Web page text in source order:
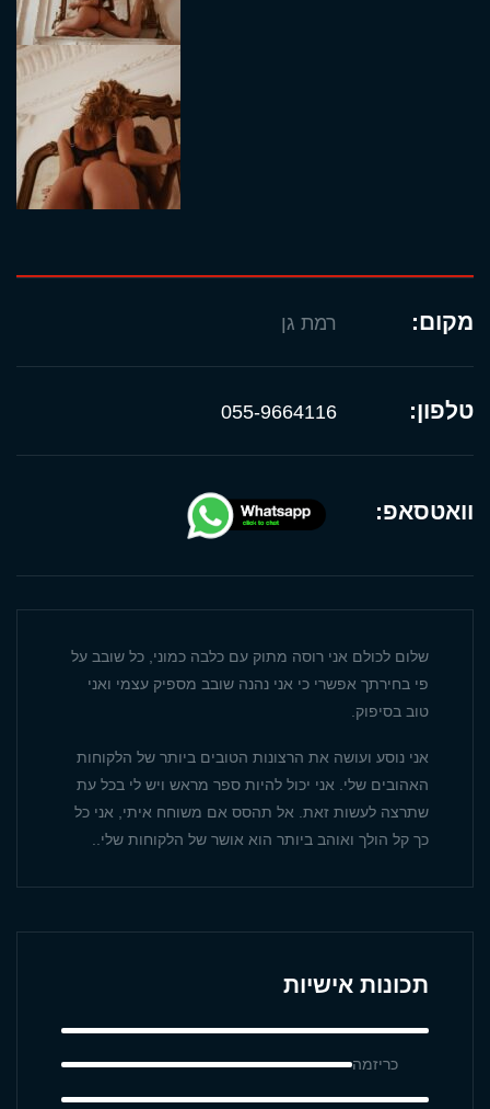
מקום: רמת גן
טלפון: 055-9664116
וואטסאפ:
שלום לכולם אני רוסה מתוק עם כלבה כמוני, כל שובב על
פי בחירתך אפשרי כי אני נהנה שובב מספיק עצמי ואני
טוב בסיפוק.
אני נוסע ועושה את הרצונות הטובים ביותר של הלקוחות
האהובים שלי. אני יכול להיות ספר מראש ויש לי בכל עת
שתרצה לעשות זאת. אל תהסס אם משוחח איתי, אני כל
כך קל הולך ואוהב ביותר הוא אושר של הלקוחות שלי..
תכונות אישיות
כריזמה